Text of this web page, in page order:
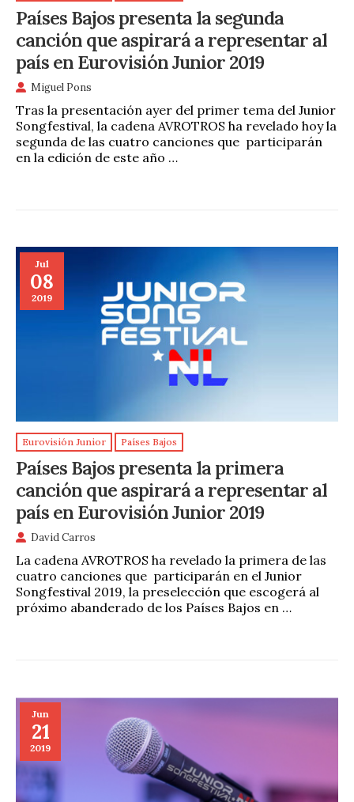
Países Bajos presenta la segunda
canción que aspirará a representar al
país en Eurovisión Junior 2019
Miguel Pons
Tras la presentación ayer del primer tema del Junior
Songfestival, la cadena AVROTROS ha revelado hoy la
segunda de las cuatro canciones que participarán
en la edición de este año …
Jul
08
2019
Eurovisión Junior Países Bajos
Países Bajos presenta la primera
canción que aspirará a representar al
país en Eurovisión Junior 2019
David Carros
La cadena AVROTROS ha revelado la primera de las
cuatro canciones que participarán en el Junior
Songfestival 2019, la preselección que escogerá al
próximo abanderado de los Países Bajos en …
Jun
21
2019